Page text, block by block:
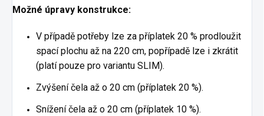
Možné úpravy konstrukce:
V případě potřeby lze za příplatek 20 % prodloužit
spací plochu až na 220 cm, popřípadě lze i zkrátit
(platí pouze pro variantu SLIM).
Zvýšení čela až o 20 cm (příplatek 20 %).
Snížení čela až o 20 cm (příplatek 10 %).